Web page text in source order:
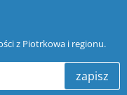
z Piotrkowa i regionu.
zapisz